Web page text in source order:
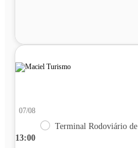
13:00
07/08
Terminal Rodoviário